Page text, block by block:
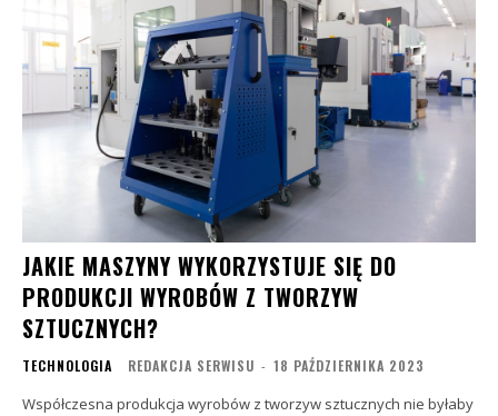
JAKIE MASZYNY WYKORZYSTUJE SIĘ DO
PRODUKCJI WYROBÓW Z TWORZYW
SZTUCZNYCH?
TECHNOLOGIA REDAKCJA SERWISU - 18 PAŹDZIERNIKA 2023
Współczesna produkcja wyrobów z tworzyw sztucznych nie byłaby